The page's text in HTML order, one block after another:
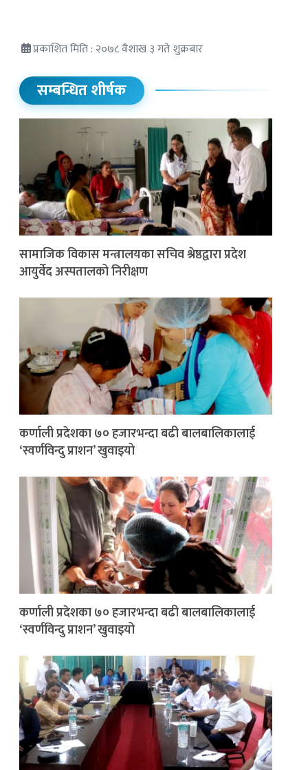
प्रकाशित मिति : २०७८ वैशाख ३ गते शुक्रबार
सम्बन्धित शीर्षक
सामाजिक विकास मन्त्रालयका सचिव श्रेष्ठद्वारा प्रदेश
आयुर्वेद अस्पतालको निरीक्षण
कर्णाली प्रदेशका ७० हजारभन्दा बढी बालबालिकालाई
‘स्वर्णविन्दु प्राशन’ खुवाइयो
कर्णाली प्रदेशका ७० हजारभन्दा बढी बालबालिकालाई
‘स्वर्णविन्दु प्राशन’ खुवाइयो